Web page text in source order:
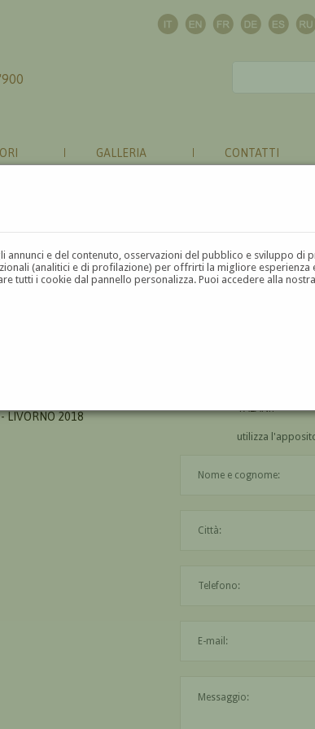
e del contenuto, osservazioni del pubblico e sviluppo di
(analitici e di profilazione) per offrirti la migliore esperienza
tutti i cookie dal pannello personalizza. Puoi accedere alla
GALLERIA CONTATTI
LIVORNO 2018
TALANI?
utilizza